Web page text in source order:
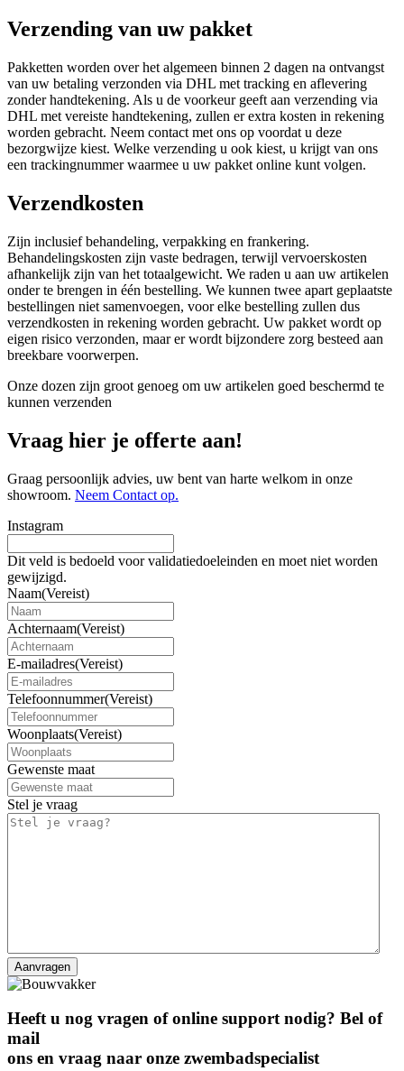
Verzending van uw pakket
Pakketten worden over het algemeen binnen 2 dagen na ontvangst
van uw betaling verzonden via DHL met tracking en aflevering
zonder handtekening. Als u de voorkeur geeft aan verzending via
DHL met vereiste handtekening, zullen er extra kosten in rekening
worden gebracht. Neem contact met ons op voordat u deze
bezorgwijze kiest. Welke verzending u ook kiest, u krijgt van ons
een trackingnummer waarmee u uw pakket online kunt volgen.
Verzendkosten
Zijn inclusief behandeling, verpakking en frankering.
Behandelingskosten zijn vaste bedragen, terwijl vervoerskosten
afhankelijk zijn van het totaalgewicht. We raden u aan uw artikelen
onder te brengen in één bestelling. We kunnen twee apart geplaatste
bestellingen niet samenvoegen, voor elke bestelling zullen dus
verzendkosten in rekening worden gebracht. Uw pakket wordt op
eigen risico verzonden, maar er wordt bijzondere zorg besteed aan
breekbare voorwerpen.
Onze dozen zijn groot genoeg om uw artikelen goed beschermd te
kunnen verzenden
Vraag hier je offerte aan!
Graag persoonlijk advies, uw bent van harte welkom in onze
showroom. Neem Contact op.
Instagram
Dit veld is bedoeld voor validatiedoeleinden en moet niet worden
gewijzigd.
Naam(Vereist)
Achternaam(Vereist)
E-mailadres(Vereist)
Telefoonnummer(Vereist)
Woonplaats(Vereist)
Gewenste maat
Stel je vraag
Heeft u nog vragen of online support nodig? Bel of
mail
ons en vraag naar onze zwembadspecialist